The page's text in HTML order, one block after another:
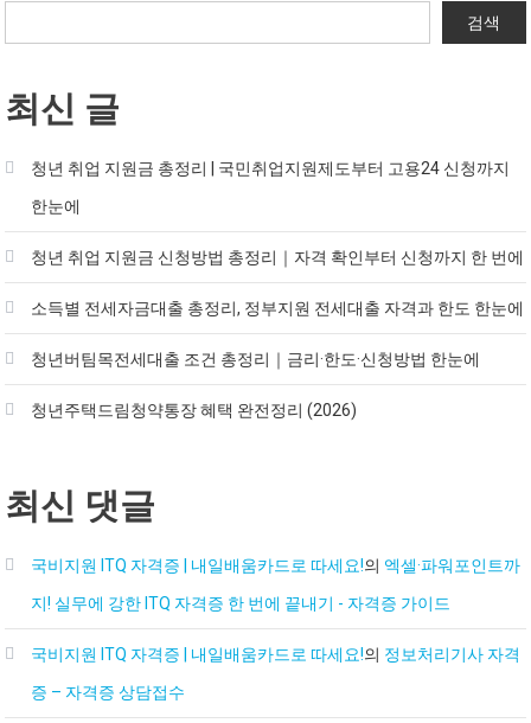
검색
최신 글
청년 취업 지원금 총정리 | 국민취업지원제도부터 고용24 신청까지
한눈에
청년 취업 지원금 신청방법 총정리｜자격 확인부터 신청까지 한 번에
소득별 전세자금대출 총정리, 정부지원 전세대출 자격과 한도 한눈에
청년버팀목전세대출 조건 총정리｜금리·한도·신청방법 한눈에
청년주택드림청약통장 혜택 완전정리 (2026)
최신 댓글
국비지원 ITQ 자격증 | 내일배움카드로 따세요!의 엑셀·파워포인트까
지! 실무에 강한 ITQ 자격증 한 번에 끝내기 - 자격증 가이드
국비지원 ITQ 자격증 | 내일배움카드로 따세요!의 정보처리기사 자격
증 – 자격증 상담접수